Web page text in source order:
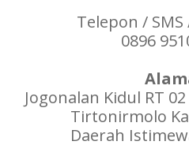
Telepon /
0896
Jogonalan Kidul RT
Tirtonirmolo
Daerah